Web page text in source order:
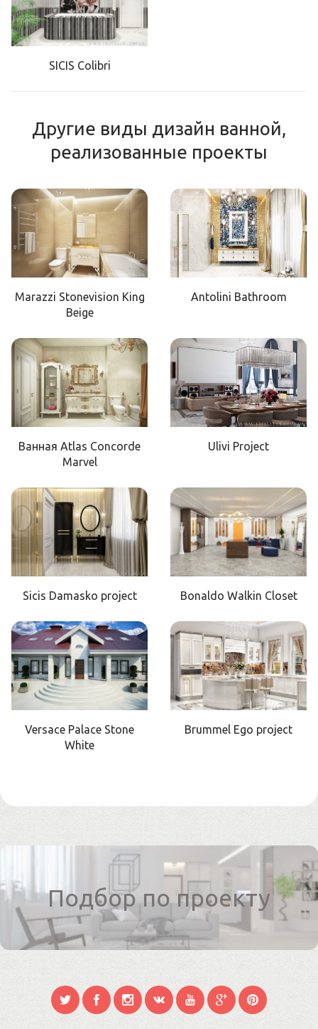
SICIS Colibri
Другие виды дизайн ванной,
реализованные проекты
Marazzi Stonevision King
Beige
Antolini Bathroom
Ванная Atlas Concorde
Marvel
Ulivi Project
Sicis Damasko project Bonaldo Walkin Closet
Versace Palace Stone
White
Brummel Ego project
Подбор по проекту